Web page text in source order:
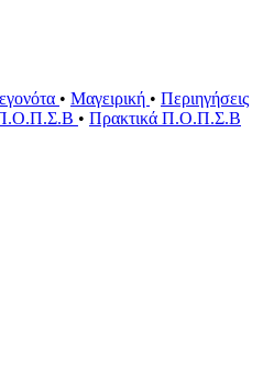
• Μαγειρική • Περιηγήσεις
Π.Ο.Π.Σ.Β • Πρακτικά Π.Ο.Π.Σ.Β